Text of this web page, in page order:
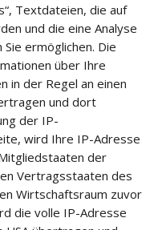
Textdateien, die auf
und die eine Analyse
ermöglichen. Die
über Ihre
in der Regel an einen
und dort
der IP-
wird Ihre IP-Adresse
der
Vertragsstaaten des
Wirtschaftsraum zuvor
die volle IP-Adresse